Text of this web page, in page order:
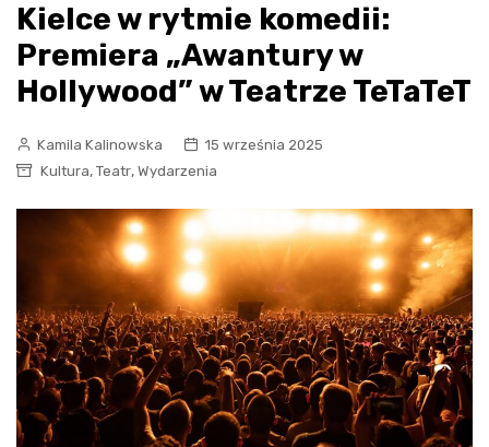
Kielce w rytmie komedii:
Premiera „Awantury w
Hollywood” w Teatrze TeTaTeT
Kamila Kalinowska
15 września 2025
Kultura, Teatr, Wydarzenia